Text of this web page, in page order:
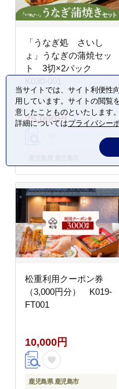
「うなぎ処 さいし
ょ」うなぎの蒲焼セッ
ト 3切×2パック
K030-001
25,000円
松重利用クーポン券
（3,000円分） K019-
FT001
10,000円
鹿児島県 鹿児島市
当サイトでは、サイト利便性
用しています。サイトの閲覧
意したことものといたします。
詳細についてはプライバシー